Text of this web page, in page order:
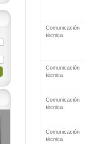
Comunicación
técnica
Comunicación
técnica
Comunicación
técnica
Comunicación
técnica